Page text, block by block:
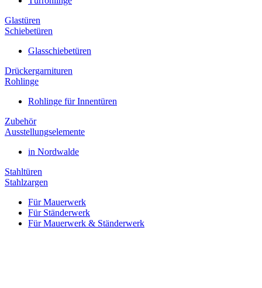
Glastüren
Schiebetüren
Glasschiebetüren
Drückergarnituren
Rohlinge
Rohlinge für Innentüren
Zubehör
Ausstellungselemente
in Nordwalde
Stahltüren
Stahlzargen
Für Mauerwerk
Für Ständerwerk
Für Mauerwerk & Ständerwerk